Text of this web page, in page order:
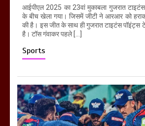
आईपीएल 2025 का 23वां मुकाबला गुजरात
के बीच खेला गया। जिसमें जीटी ने आरआर को
की है। इस जीत के साथ ही गुजरात टाइटंस पॉइंट्स
है। टॉस गंवाकर पहले […]
Sports